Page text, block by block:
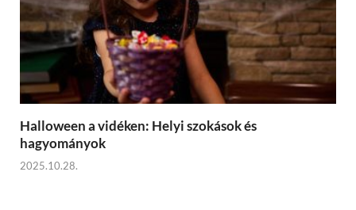
Halloween a vidéken: Helyi szokások és
hagyományok
2025.10.28.